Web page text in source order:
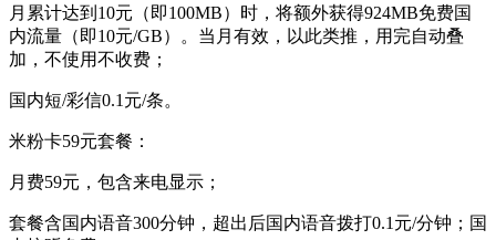
月累计达到10元（即100MB）时，将额外获得924MB免费国
内流量（即10元/GB）。当月有效，以此类推，用完自动叠
加，不使用不收费；
国内短/彩信0.1元/条。
米粉卡59元套餐：
月费59元，包含来电显示；
套餐含国内语音300分钟，超出后国内语音拨打0.1元/分钟；国